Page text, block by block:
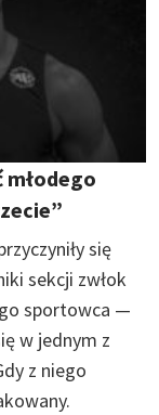
młodego
się
sekcji zwłok
sportowca —
w jednym z
z niego